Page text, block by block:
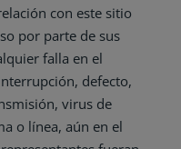
con este sitio
por parte de sus
falla en el
defecto,
virus de
o línea, aún en el